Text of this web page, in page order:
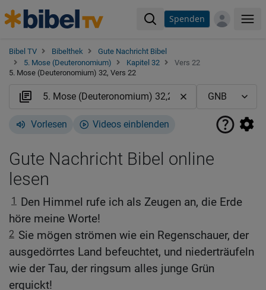
Spenden
Bibel TV Bibelthek
Gute Nachricht Bibel
5. Mose (Deuteronomium)
Kapitel 32
Vers 22
5. Mose (Deuteronomium) 32, Vers 22
Vorlesen Videos einblenden
Gute Nachricht Bibel online
lesen
1 Den Himmel rufe ich als Zeugen an, die Erde
höre meine Worte!
2 Sie mögen strömen wie ein Regenschauer, der
ausgedörrtes Land befeuchtet, und niederträufeln
wie der Tau, der ringsum alles junge Grün
erquickt!